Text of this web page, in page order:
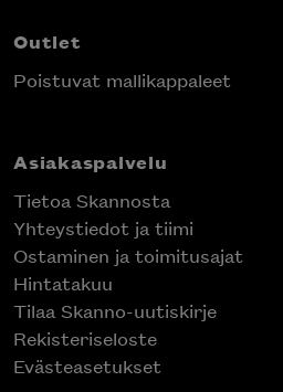
Outlet
Poistuvat mallikappaleet
Asiakaspalvelu
Tietoa Skannosta
Yhteystiedot ja tiimi
Ostaminen ja toimitusajat
Hintatakuu
Tilaa Skanno-uutiskirje
Rekisteriseloste
Evästeasetukset